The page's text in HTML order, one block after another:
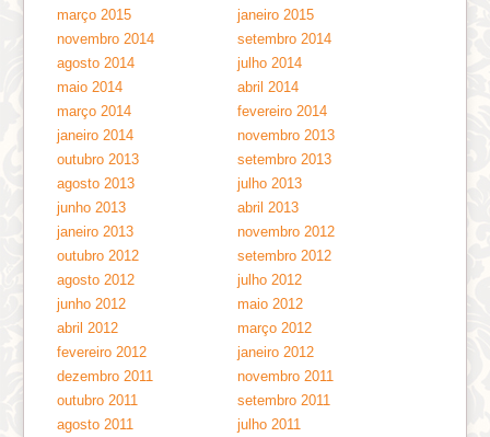
março 2015
janeiro 2015
novembro 2014
setembro 2014
agosto 2014
julho 2014
maio 2014
abril 2014
março 2014
fevereiro 2014
janeiro 2014
novembro 2013
outubro 2013
setembro 2013
agosto 2013
julho 2013
junho 2013
abril 2013
janeiro 2013
novembro 2012
outubro 2012
setembro 2012
agosto 2012
julho 2012
junho 2012
maio 2012
abril 2012
março 2012
fevereiro 2012
janeiro 2012
dezembro 2011
novembro 2011
outubro 2011
setembro 2011
agosto 2011
julho 2011